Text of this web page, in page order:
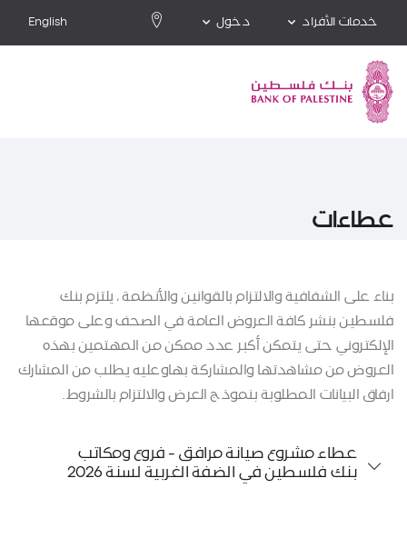
خدمات الأفراد دخول English
عطاءات
بناء على الشفافية والالتزام بالقوانين والأنظمة ، يلتزم بنك
فلسطين بنشر كافة العروض العامة في الصحف وعلى موقعها
الإلكتروني حتى يتمكن أكبر عدد ممكن من المهتمين بهذه
العروض من مشاهدتها والمشاركة بهاوعليه يطلب من المشارك
ارفاق البيانات المطلوبة بنموذج العرض والالتزام بالشروط.
عطاء مشروع صيانة مرافق - فروع ومكاتب
بنك فلسطين في الضفة الغربية لسنة 2026